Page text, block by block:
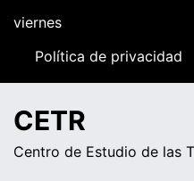
content
viernes
23:47Política de privacidad
CETR
Centro de Estudio de las